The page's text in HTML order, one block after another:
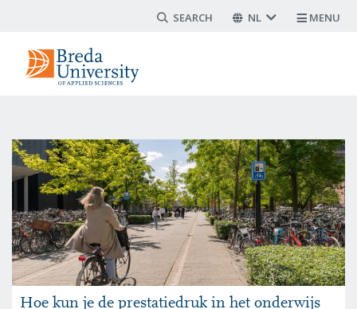
naar
Search form
NL MENU
Hoe kun je de prestatiedruk in het onderwijs